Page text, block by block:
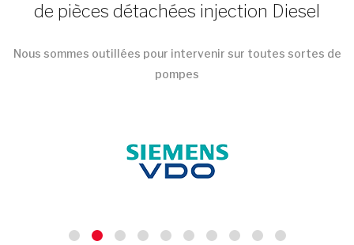
de pièces détachées injection Diesel
Nous sommes outillées pour intervenir sur toutes sortes de
pompes